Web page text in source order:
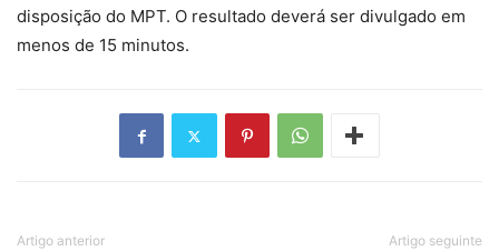
disposição do MPT. O resultado deverá ser divulgado em
menos de 15 minutos.
Artigo anterior Artigo seguinte